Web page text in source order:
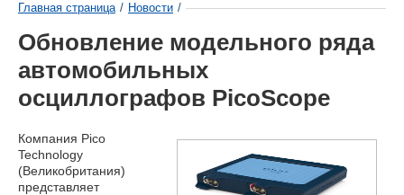
Главная страница / Новости /
Обновление модельного ряда
автомобильных
осциллографов PicoScope
Компания Pico
Technology
(Великобритания)
представляет